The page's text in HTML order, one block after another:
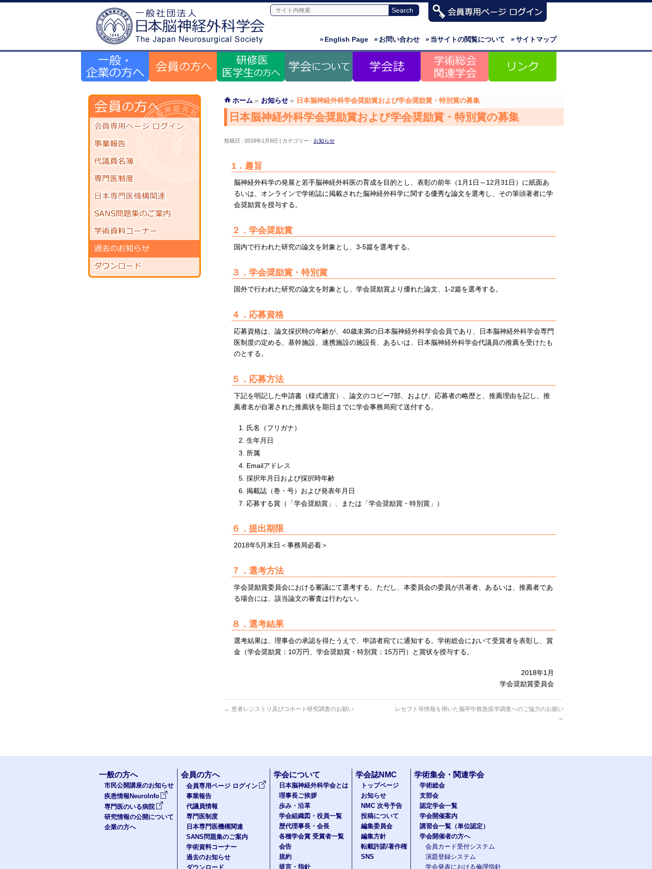
»サイトマップ
»当サイトの閲覧について
»お問い合わせ
»English Page
ホーム » お知らせ » 日本脳神経外科学会奨励賞および学会奨励賞・特別賞の募集
日本脳神経外科学会奨励賞および学会奨励賞・特別賞の募集
投稿日 : 2018年1月9日 カテゴリー : お知らせ
1．趣旨
脳神経外科学の発展と若手脳神経外科医の育成を目的とし、表彰の前年（1月1日～12月31日）に紙面あ
るいは、オンラインで学術誌に掲載された脳神経外科学に関する優秀な論文を選考し、その筆頭著者に学
会奨励賞を授与する。
２．学会奨励賞
国内で行われた研究の論文を対象とし、3-5篇を選考する。
３．学会奨励賞・特別賞
国外で行われた研究の論文を対象とし、学会奨励賞より優れた論文、1-2篇を選考する。
４．応募資格
応募資格は、論文採択時の年齢が、40歳未満の日本脳神経外科学会会員であり、日本脳神経外科学会専門
医制度の定める、基幹施設、連携施設の施設長、あるいは、日本脳神経外科学会代議員の推薦を受けたも
のとする。
５．応募方法
下記を明記した申請書（様式適宜）、論文のコピー7部、および、応募者の略歴と、推薦理由を記し、推
薦者名が自署された推薦状を期日までに学会事務局宛て送付する。
氏名（フリガナ）
生年月日
所属
Emailアドレス
採択年月日および採択時年齢
掲載誌（巻・号）および発表年月日
応募する賞（「学会奨励賞」、または「学会奨励賞・特別賞」）
６．提出期限
2018年5月末日＜事務局必着＞
７．選考方法
学会奨励賞委員会における審議にて選考する。ただし、本委員会の委員が共著者、あるいは、推薦者であ
る場合には、該当論文の審査は行わない。
８．選考結果
選考結果は、理事会の承認を得たうえで、申請者宛てに通知する。学術総会において受賞者を表彰し、賞
金（学会奨励賞：10万円、学会奨励賞・特別賞：15万円）と賞状を授与する。
2018年1月
学会奨励賞委員会
← 患者レジストリ及びコホート研究調査のお願い
レセプト等情報を用いた脳卒中救急疫学調査へのご協力のお願い
→
一般の方へ
市民公開講座のお知らせ
疾患情報NeuroInfo
専門医のいる病院
研究情報の公開について
企業の方へ
会員の方へ
会員専用ページ ログイン
事業報告
代議員情報
専門医制度
日本専門医機構関連
SANS問題集のご案内
学術資料コーナー
過去のお知らせ
ダウンロード
学会について
日本脳神経外科学会とは
理事長ご挨拶
歩み・沿革
学会組織図・役員一覧
歴代理事長・会長
各種学会賞 受賞者一覧
会告
規約
提言・指針
学会誌NMC
トップページ
お知らせ
NMC 次号予告
投稿について
編集委員会
編集方針
転載許諾/著作権
SNS
学術集会・関連学会
学術総会
支部会
認定学会一覧
学会開催案内
講習会一覧（単位認定）
学会開催者の方へ
会員カード受付システム
演題登録システム
学会発表における倫理指針